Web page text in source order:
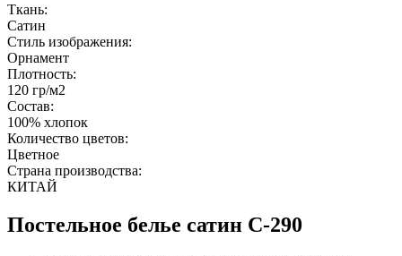
Ткань:
Сатин
Стиль изображения:
Орнамент
Плотность:
120 гр/м2
Состав:
100% хлопок
Количество цветов:
Цветное
Страна производства:
КИТАЙ
Постельное белье сатин С-290